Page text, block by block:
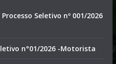
Seletivo nº 001/2026
n°01/2026 -Motorista